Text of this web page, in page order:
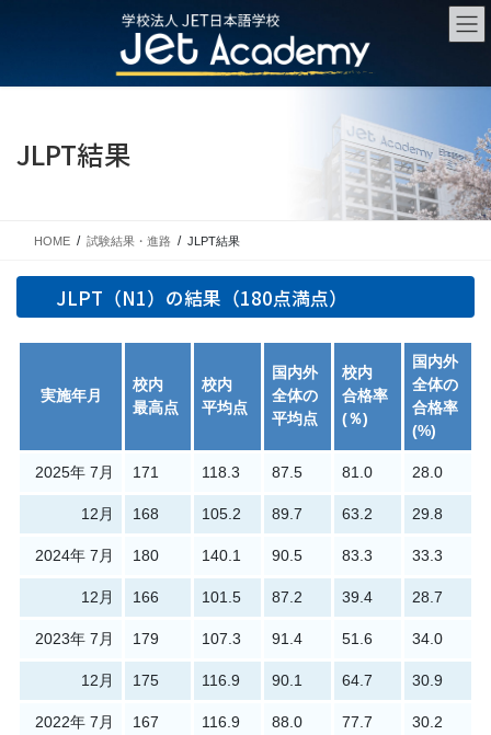
JLPT結果
HOME 試験結果・進路 JLPT結果
JLPT（N1）の結果（180点満点）
実施年月
校内
最高点
校内
平均点
国内外
全体の
平均点
校内
合格率
(％)
国内外
全体の
合格率
(%)
2025年 7月 171 118.3 87.5 81.0 28.0
12月 168 105.2 89.7 63.2 29.8
2024年 7月 180 140.1 90.5 83.3 33.3
12月 166 101.5 87.2 39.4 28.7
2023年 7月 179 107.3 91.4 51.6 34.0
12月 175 116.9 90.1 64.7 30.9
2022年 7月 167 116.9 88.0 77.7 30.2